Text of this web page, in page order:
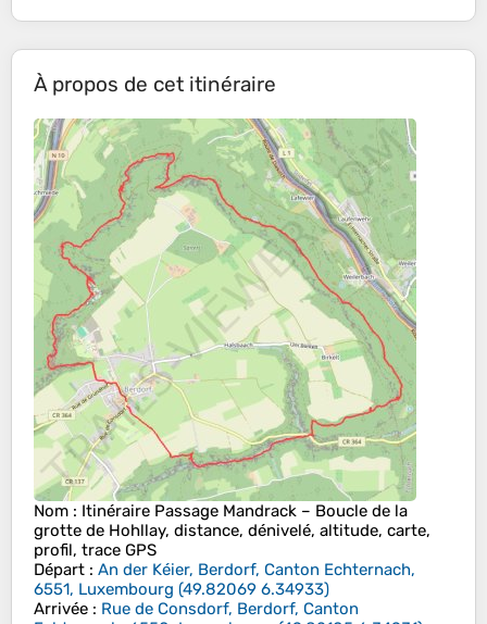
À propos de cet itinéraire
Nom : Itinéraire Passage Mandrack – Boucle de la
grotte de Hohllay, distance, dénivelé, altitude, carte,
profil, trace GPS
Départ : An der Kéier, Berdorf, Canton Echternach,
6551, Luxembourg (49.82069 6.34933)
Arrivée : Rue de Consdorf, Berdorf, Canton